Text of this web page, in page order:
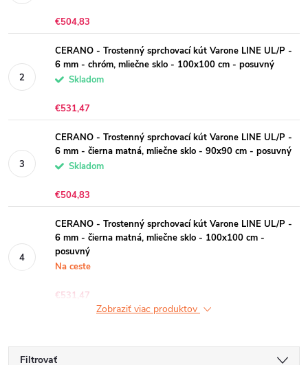
€504,83
CERANO - Trostenný sprchovací kút Varone LINE UL/P -
6 mm - chróm, mliečne sklo - 100x100 cm - posuvný
Skladom
€531,47
CERANO - Trostenný sprchovací kút Varone LINE UL/P -
6 mm - čierna matná, mliečne sklo - 90x90 cm - posuvný
Skladom
€504,83
CERANO - Trostenný sprchovací kút Varone LINE UL/P -
6 mm - čierna matná, mliečne sklo - 100x100 cm -
posuvný
Na ceste
€531,47
Zobraziť viac produktov
Filtrovať